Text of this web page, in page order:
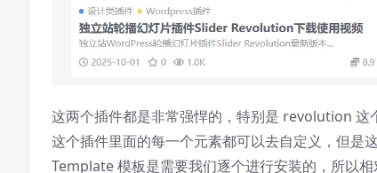
/
Duration0:00
Loaded :0%
Remaining Time-0:00
1x
这两个插件都是非常强悍的，特别是 revolution
这个插件里面的每一个元素都可以去自定义，但是
Template 模板是需要我们逐个进行安装的，所以